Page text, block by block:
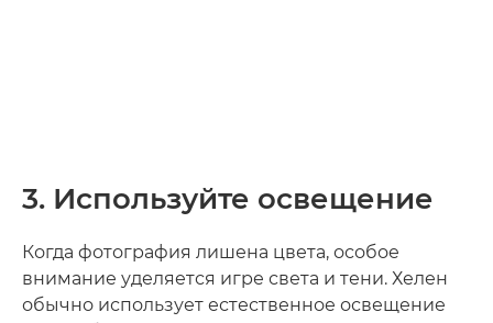
3. Используйте освещение
Когда фотография лишена цвета, особое
внимание уделяется игре света и тени. Хелен
обычно использует естественное освещение